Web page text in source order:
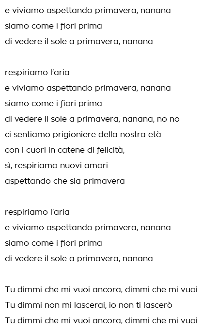
e viviamo aspettando primavera, nanana
siamo come i fiori prima
di vedere il sole a primavera, nanana
respiriamo l'aria
e viviamo aspettando primavera, nanana
siamo come i fiori prima
di vedere il sole a primavera, nanana, no no
ci sentiamo prigioniere della nostra età
con i cuori in catene di felicità,
sì, respiriamo nuovi amori
aspettando che sia primavera
respiriamo l'aria
e viviamo aspettando primavera, nanana
siamo come i fiori prima
di vedere il sole a primavera, nanana
Tu dimmi che mi vuoi ancora, dimmi che mi vuoi
Tu dimmi non mi lascerai, io non ti lascerò
Tu dimmi che mi vuoi ancora, dimmi che mi vuoi